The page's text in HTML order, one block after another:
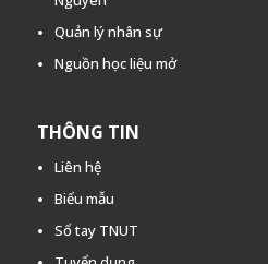
Quản lý nhân sự
Nguồn học liệu mở
THÔNG TIN
Liên hệ
Biểu mẫu
Sổ tay TNUT